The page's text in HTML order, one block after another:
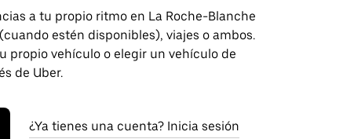
a tu propio ritmo en La Roche-Blanche
estén disponibles), viajes o ambos.
propio vehículo o elegir un vehículo de
de Uber.
¿Ya tienes una cuenta? Inicia sesión